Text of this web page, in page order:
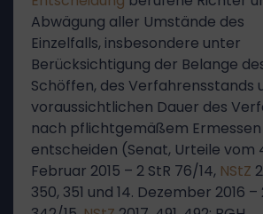
Abwägung aller Umstände des
Einzelfalls, insbesondere unter
Berücksichtigung der Belange
Schöffen, des Verfahrensstands
voraussichtlichen Dauer des
nach pflichtgemäßem Ermessen
entscheiden (Senat, Urteile vom
Februar 2015 – 2 StR 76/14, NStZ
350, 351 und 14. Dezember 2016 –